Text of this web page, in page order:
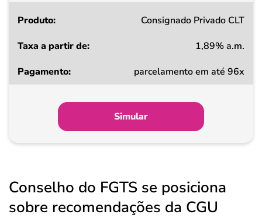
Consignado Privado CLT
1,89% a.m.
parcelamento em até 96x
Simular
Conselho do FGTS se posiciona
sobre recomendações da CGU